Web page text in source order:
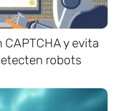
y evita
robots